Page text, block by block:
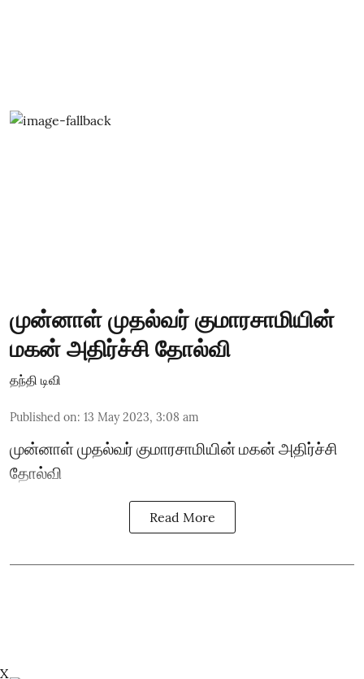
முன்னாள் முதல்வர் குமாரசாமியின்
மகன் அதிர்ச்சி தோல்வி
தந்தி டிவி
Published on: 13 May 2023, 3:08 am
முன்னாள் முதல்வர் குமாரசாமியின் மகன் அதிர்ச்சி
தோல்வி
Read More
X